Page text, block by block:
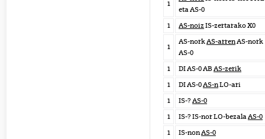
1
eta AS-0
1
AS-noiz IS-zertarako X0
1
AS-norkAS-arrenAS-nork
AS-0
1
DI AS-0 AB AS-zerik
1
DI AS-0AS-nLO-ari
1
IS-? AS-0
1
IS-? IS-nor LO-bezalaAS-0
1
IS-nonAS-0